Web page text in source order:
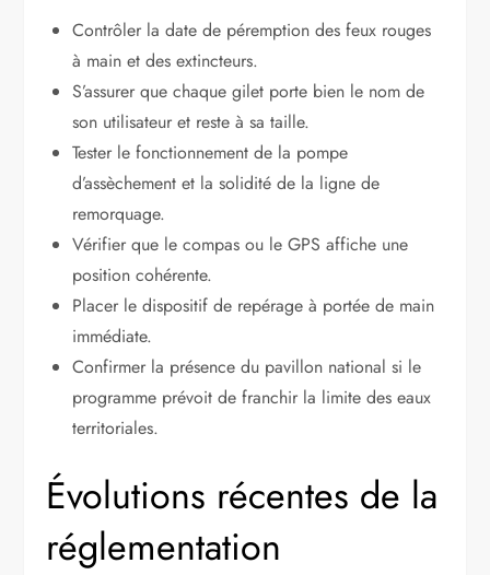
Contrôler la date de péremption des feux rouges
à main et des extincteurs.
S’assurer que chaque gilet porte bien le nom de
son utilisateur et reste à sa taille.
Tester le fonctionnement de la pompe
d’assèchement et la solidité de la ligne de
remorquage.
Vérifier que le compas ou le GPS affiche une
position cohérente.
Placer le dispositif de repérage à portée de main
immédiate.
Confirmer la présence du pavillon national si le
programme prévoit de franchir la limite des eaux
territoriales.
Évolutions récentes de la
réglementation